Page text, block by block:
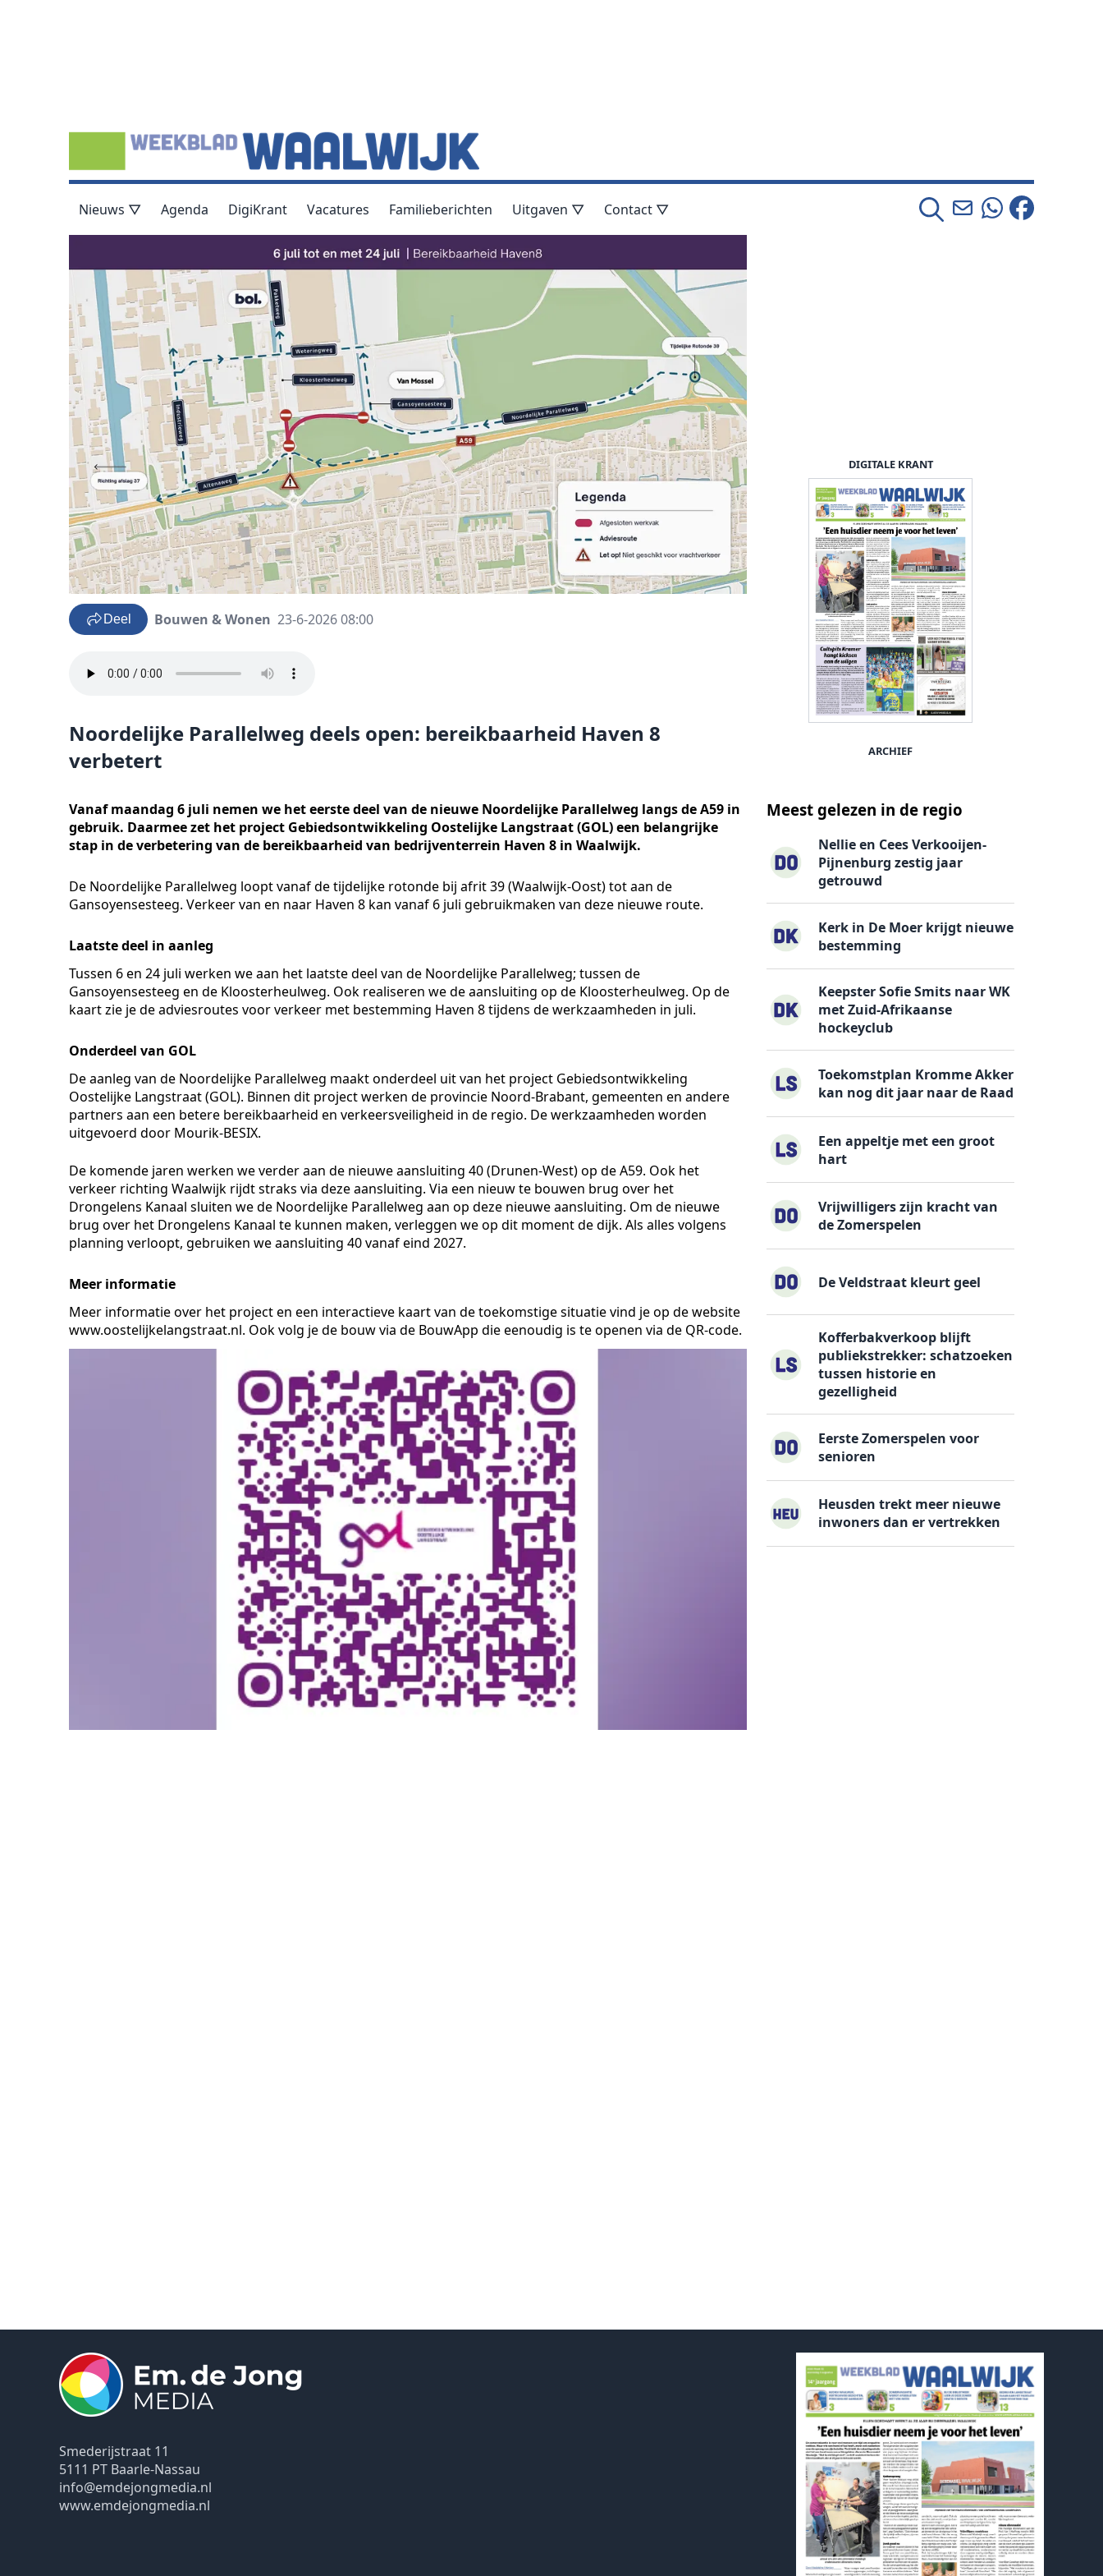
Nieuws ▽ Agenda DigiKrant Vacatures Familieberichten Uitgaven ▽ Contact ▽
Deel Bouwen & Wonen 23-6-2026 08:00
Noordelijke Parallelweg deels open: bereikbaarheid Haven 8
verbetert
Vanaf maandag 6 juli nemen we het eerste deel van de nieuwe Noordelijke Parallelweg langs de A59 in
gebruik. Daarmee zet het project Gebiedsontwikkeling Oostelijke Langstraat (GOL) een belangrijke
stap in de verbetering van de bereikbaarheid van bedrijventerrein Haven 8 in Waalwijk.
De Noordelijke Parallelweg loopt vanaf de tijdelijke rotonde bij afrit 39 (Waalwijk-Oost) tot aan de
Gansoyensesteeg. Verkeer van en naar Haven 8 kan vanaf 6 juli gebruikmaken van deze nieuwe route.
Laatste deel in aanleg
Tussen 6 en 24 juli werken we aan het laatste deel van de Noordelijke Parallelweg; tussen de
Gansoyensesteeg en de Kloosterheulweg. Ook realiseren we de aansluiting op de Kloosterheulweg. Op de
kaart zie je de adviesroutes voor verkeer met bestemming Haven 8 tijdens de werkzaamheden in juli.
Onderdeel van GOL
De aanleg van de Noordelijke Parallelweg maakt onderdeel uit van het project Gebiedsontwikkeling
Oostelijke Langstraat (GOL). Binnen dit project werken de provincie Noord-Brabant, gemeenten en andere
partners aan een betere bereikbaarheid en verkeersveiligheid in de regio. De werkzaamheden worden
uitgevoerd door Mourik-BESIX.
De komende jaren werken we verder aan de nieuwe aansluiting 40 (Drunen-West) op de A59. Ook het
verkeer richting Waalwijk rijdt straks via deze aansluiting. Via een nieuw te bouwen brug over het
Drongelens Kanaal sluiten we de Noordelijke Parallelweg aan op deze nieuwe aansluiting. Om de nieuwe
brug over het Drongelens Kanaal te kunnen maken, verleggen we op dit moment de dijk. Als alles volgens
planning verloopt, gebruiken we aansluiting 40 vanaf eind 2027.
Meer informatie
Meer informatie over het project en een interactieve kaart van de toekomstige situatie vind je op de website
www.oostelijkelangstraat.nl. Ook volg je de bouw via de BouwApp die eenoudig is te openen via de QR-code.
DIGITALE KRANT
ARCHIEF
Meest gelezen in de regio
Nellie en Cees Verkooijen-
Pijnenburg zestig jaar
getrouwd
Kerk in De Moer krijgt nieuwe
bestemming
Keepster Sofie Smits naar WK
met Zuid-Afrikaanse
hockeyclub
Toekomstplan Kromme Akker
kan nog dit jaar naar de Raad
Een appeltje met een groot
hart
Vrijwilligers zijn kracht van
de Zomerspelen
De Veldstraat kleurt geel
Kofferbakverkoop blijft
publiekstrekker: schatzoeken
tussen historie en
gezelligheid
Eerste Zomerspelen voor
senioren
Heusden trekt meer nieuwe
inwoners dan er vertrekken
Smederijstraat 11
5111 PT Baarle-Nassau
info@emdejongmedia.nl
www.emdejongmedia.nl